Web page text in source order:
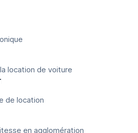
location de voiture
de location
en agglomération